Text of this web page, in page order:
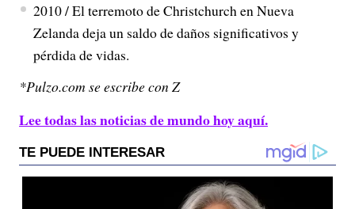
2010 / El terremoto de Christchurch en Nueva
Zelanda deja un saldo de daños significativos y
pérdida de vidas.
*Pulzo.com se escribe con Z
Lee todas las noticias de mundo hoy aquí.